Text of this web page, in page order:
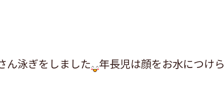
ん泳ぎをしました 年長児は顔をお水につけ